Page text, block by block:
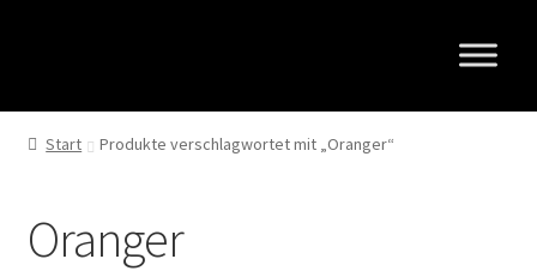
Start Produkte verschlagwortet mit „Oranger“
Oranger